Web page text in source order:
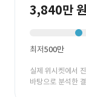
3,840만 원
최저500만
실제 위시켓에서
바탕으로 분석한